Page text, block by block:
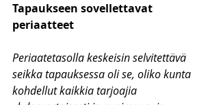
Tapaukseen sovellettavat
periaatteet
Periaatetasolla keskeisin selvitettävä
seikka tapauksessa oli se, oliko kunta
kohdellut kaikkia tarjoajia